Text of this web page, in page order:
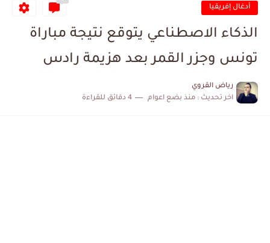
البرنامج الكامل لنهائي البطولة بين الاتحاد المنستيري والنادي الإفريقي أدغال إفريقيا
الذكاء الاصطناعي يتوقع نتيجة مباراة
تونس وجزر القمر بعد هزيمة رادس
رياض القروي
اخر تحديث : منذ بضع اعوام 4 دقائق للقراءة